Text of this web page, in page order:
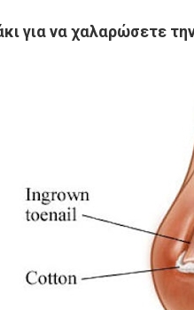
για να χαλαρώσετε